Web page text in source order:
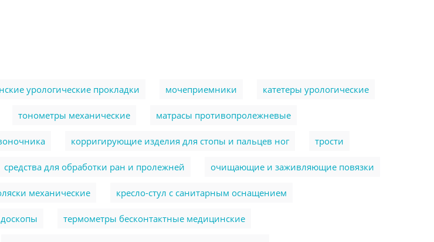
урологические прокладки мочеприемники катетеры урологические
тонометры механические матрасы противопролежневые
корригирующие изделия для стопы и пальцев ног трости
cредства для обработки ран и пролежней очищающие и заживляющие повязки
механические кресло-стул с санитарным оснащением
термометры бесконтактные медицинские